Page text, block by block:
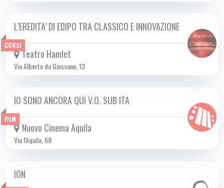
CORSI
DA LUN 24/02 A DOM 18/05 2025
L’EREDITA’ DI EDIPO TRA CLASSICO E INNOVAZIONE
Teatro Hamlet
Via Alberto da Giussano, 13
FILM
DA MAR 28/01 A MER 05/03 2025
IO SONO ANCORA QUI V.O. SUB ITA
Nuovo Cinema Aquila
Via l'Aquila, 68
ION